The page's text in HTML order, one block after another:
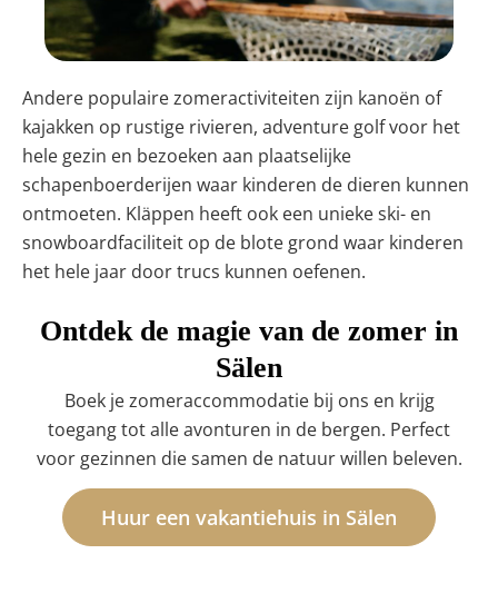
Andere populaire zomeractiviteiten zijn kanoën of
kajakken op rustige rivieren, adventure golf voor het
hele gezin en bezoeken aan plaatselijke
schapenboerderijen waar kinderen de dieren kunnen
ontmoeten. Kläppen heeft ook een unieke ski- en
snowboardfaciliteit op de blote grond waar kinderen
het hele jaar door trucs kunnen oefenen.
Ontdek de magie van de zomer in
Sälen
Boek je zomeraccommodatie bij ons en krijg
toegang tot alle avonturen in de bergen. Perfect
voor gezinnen die samen de natuur willen beleven.
Huur een vakantiehuis in Sälen